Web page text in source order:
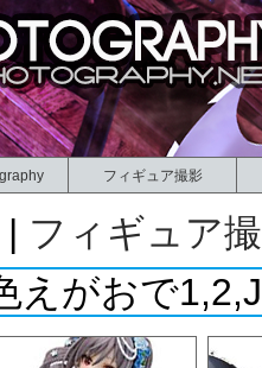
フィギュア撮影
| フィギュア
えがおで